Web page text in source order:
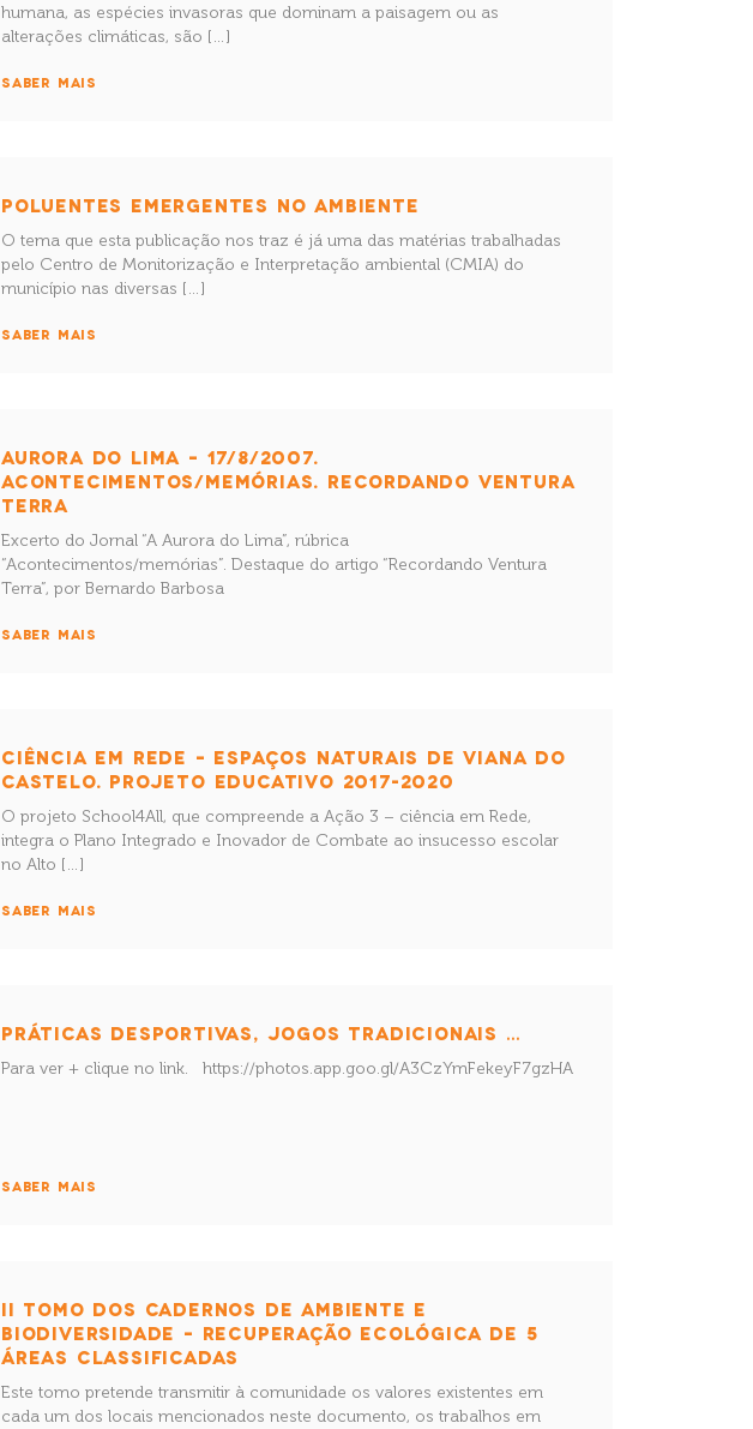
humana, as espécies invasoras que dominam a paisagem ou as
alterações climáticas, são […]
SABER MAIS
POLUENTES EMERGENTES NO AMBIENTE
O tema que esta publicação nos traz é já uma das matérias trabalhadas
pelo Centro de Monitorização e Interpretação ambiental (CMIA) do
município nas diversas […]
SABER MAIS
AURORA DO LIMA – 17/8/2007.
ACONTECIMENTOS/MEMÓRIAS. RECORDANDO VENTURA
TERRA
Excerto do Jornal “A Aurora do Lima”, rúbrica
“Acontecimentos/memórias”. Destaque do artigo “Recordando Ventura
Terra”, por Bernardo Barbosa
SABER MAIS
CIÊNCIA EM REDE – ESPAÇOS NATURAIS DE VIANA DO
CASTELO. PROJETO EDUCATIVO 2017-2020
O projeto School4All, que compreende a Ação 3 – ciência em Rede,
integra o Plano Integrado e Inovador de Combate ao insucesso escolar
no Alto […]
SABER MAIS
PRÁTICAS DESPORTIVAS, JOGOS TRADICIONAIS …
Para ver + clique no link. https://photos.app.goo.gl/A3CzYmFekeyF7gzHA
SABER MAIS
II TOMO DOS CADERNOS DE AMBIENTE E
BIODIVERSIDADE – RECUPERAÇÃO ECOLÓGICA DE 5
ÁREAS CLASSIFICADAS
Este tomo pretende transmitir à comunidade os valores existentes em
cada um dos locais mencionados neste documento, os trabalhos em